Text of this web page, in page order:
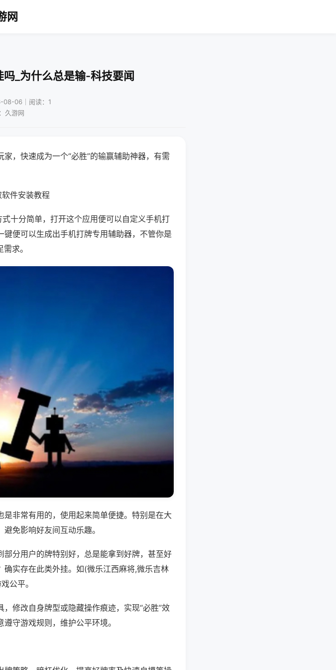
网
_为什么总是输-科技要闻
08-06｜阅读：1
久游网
，快速成为一个“必胜”的输赢辅助神器，有需
件安装教程
十分简单，打开这个应用便可以自定义手机打
便可以生成出手机打牌专用辅助器，不管你是
求。
非常有用的，使用起来简单便捷。特别是在大
免影响好友间互动乐趣。
分用户的牌特别好，总是能拿到好牌，甚至好
实存在此类外挂。如(微乐江西麻将,微乐吉林
公平。
修改自身牌型或隐藏操作痕迹，实现“必胜”效
守游戏规则，维护公平环境。